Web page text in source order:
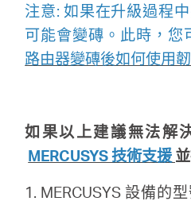
注意: 如果在升級過程
可能會變磚。此時，您
路由器變磚後如何使用
如果以上建議無法解
MERCUSYS 技術支援
1. MERCUSYS 設備的